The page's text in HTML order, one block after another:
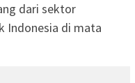
dari sektor
Indonesia di mata